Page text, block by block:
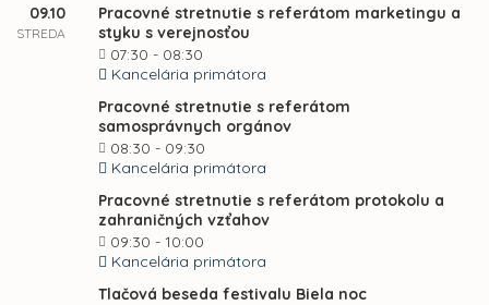
09.10
STREDA
Pracovné stretnutie s referátom marketingu a
styku s verejnosťou
07:30 - 08:30
Kancelária primátora
Pracovné stretnutie s referátom
samosprávnych orgánov
08:30 - 09:30
Kancelária primátora
Pracovné stretnutie s referátom protokolu a
zahraničných vzťahov
09:30 - 10:00
Kancelária primátora
Tlačová beseda festivalu Biela noc